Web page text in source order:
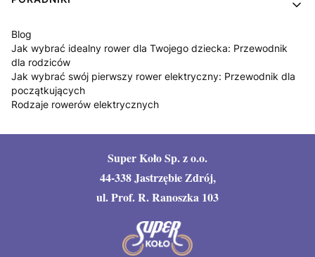
Blog
Jak wybrać idealny rower dla Twojego dziecka: Przewodnik
dla rodziców
Jak wybrać swój pierwszy rower elektryczny: Przewodnik dla
początkujących
Rodzaje rowerów elektrycznych
Super Koło Sp. z o.o.
44-338 Jastrzębie Zdrój,
ul. Prof. R. Ranoszka 103